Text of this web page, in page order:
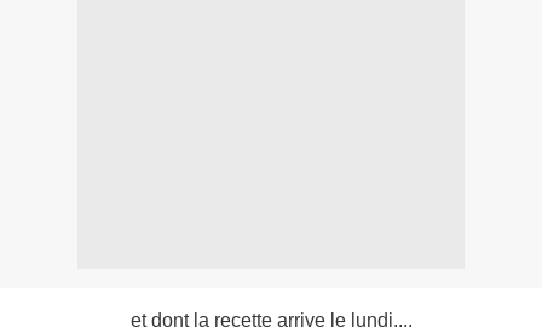
et dont la recette arrive le lundi....